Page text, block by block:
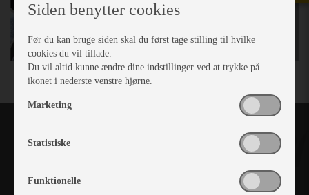
Siden benytter cookies
Før du kan bruge siden skal du først tage stilling til hvilke
cookies du vil tillade.
Du vil altid kunne ændre dine indstillinger ved at trykke på
ikonet i nederste venstre hjørne.
Marketing
Statistiske
Funktionelle